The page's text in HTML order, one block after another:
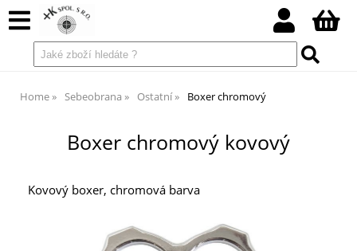
Home Sebeobrana Ostatní Boxer chromový
Boxer chromový kovový
Kovový boxer, chromová barva